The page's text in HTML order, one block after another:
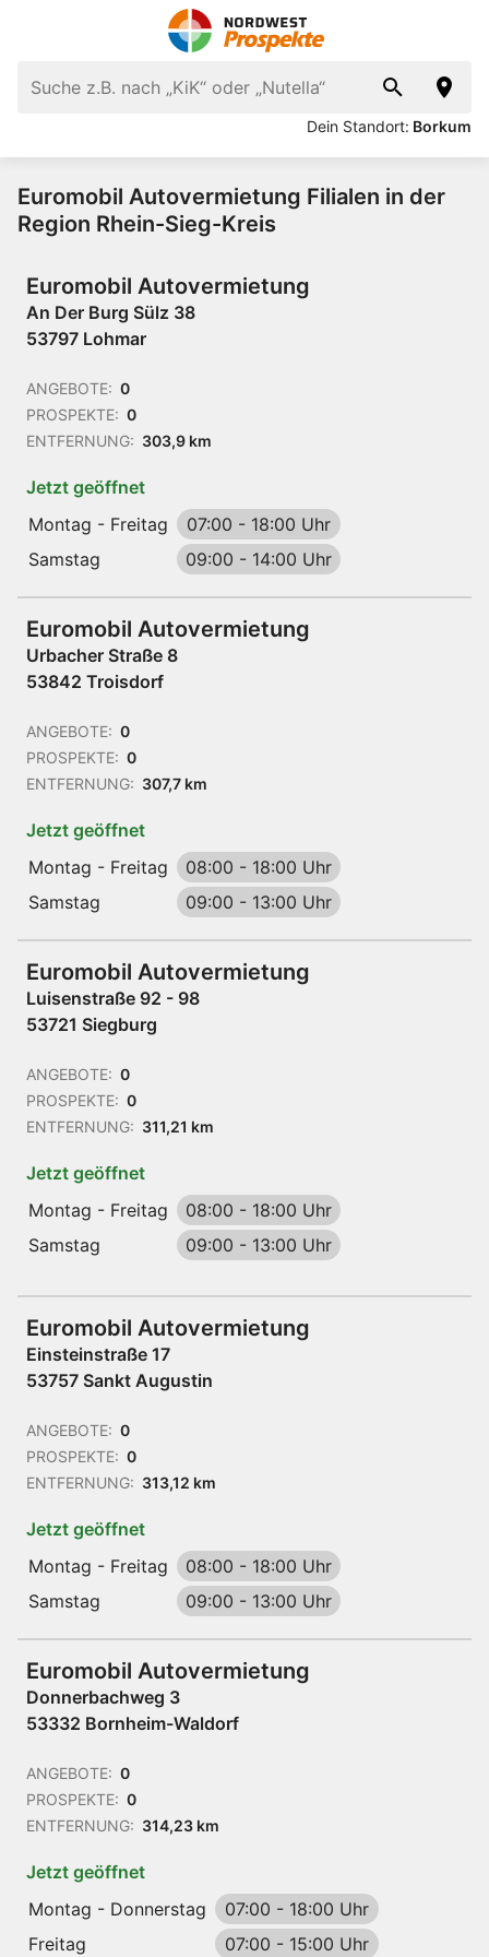
Dein Standort: Borkum
Euromobil Autovermietung Filialen in der
Region Rhein-Sieg-Kreis
Euromobil Autovermietung
An Der Burg Sülz 38
53797 Lohmar
ANGEBOTE: 0
PROSPEKTE: 0
ENTFERNUNG: 303,9 km
Jetzt geöffnet
Montag - Freitag
07:00 - 18:00 Uhr
Samstag
09:00 - 14:00 Uhr
Euromobil Autovermietung
Urbacher Straße 8
53842 Troisdorf
ANGEBOTE: 0
PROSPEKTE: 0
ENTFERNUNG: 307,7 km
Jetzt geöffnet
Montag - Freitag
08:00 - 18:00 Uhr
Samstag
09:00 - 13:00 Uhr
Euromobil Autovermietung
Luisenstraße 92 - 98
53721 Siegburg
ANGEBOTE: 0
PROSPEKTE: 0
ENTFERNUNG: 311,21 km
Jetzt geöffnet
Montag - Freitag
08:00 - 18:00 Uhr
Samstag
09:00 - 13:00 Uhr
Euromobil Autovermietung
Einsteinstraße 17
53757 Sankt Augustin
ANGEBOTE: 0
PROSPEKTE: 0
ENTFERNUNG: 313,12 km
Jetzt geöffnet
Montag - Freitag
08:00 - 18:00 Uhr
Samstag
09:00 - 13:00 Uhr
Euromobil Autovermietung
Donnerbachweg 3
53332 Bornheim-Waldorf
ANGEBOTE: 0
PROSPEKTE: 0
ENTFERNUNG: 314,23 km
Jetzt geöffnet
Montag - Donnerstag
07:00 - 18:00 Uhr
Freitag
07:00 - 15:00 Uhr